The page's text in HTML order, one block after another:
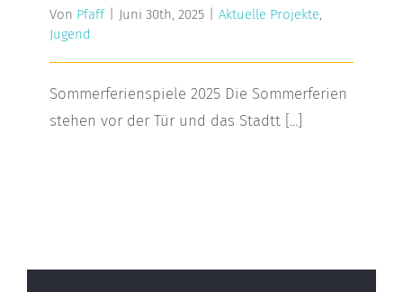
Von Pfaff Juni 30th, 2025 Aktuelle Projekte,
Jugend
Sommerferienspiele 2025 Die Sommerferien
stehen vor der Tür und das Stadtt [...]